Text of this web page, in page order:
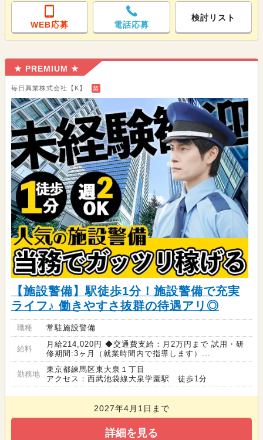
WEB応募 電話応募
検討リスト
★ PREMIUM ★
毎日興業株式会社【K】 契
【施設警備】駅徒歩1分！施設警備で充実
ライフ♪ 働きやすさ抜群の待遇アリ◎
職種 常駐施設警備
給料
月給214,020円 ◆交通費支給：月2万円まで 試用・研
修期間:3ヶ月（就業時間内で指導します）...
勤務地
東京都練馬区東大泉１丁目
アクセス：西武池袋線大泉学園駅 徒歩1分
2027年4月1日まで
詳細を見る